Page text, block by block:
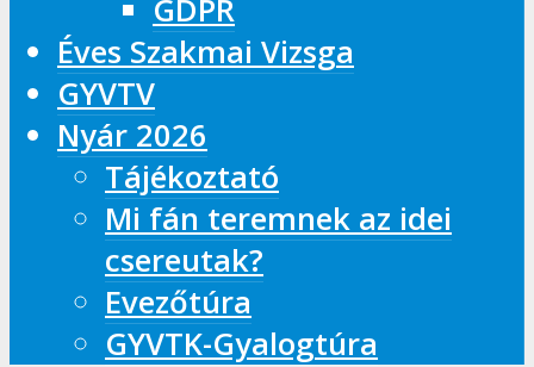
GDPR
Éves Szakmai Vizsga
GYVTV
Nyár 2026
Tájékoztató
Mi fán teremnek az idei
csereutak?
Evezőtúra
GYVTK-Gyalogtúra